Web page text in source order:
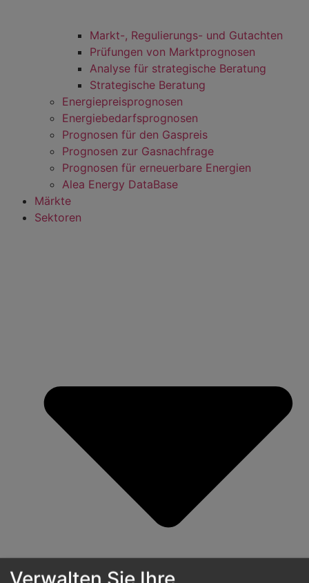
Markt-, Regulierungs- und Gutachten
Prüfungen von Marktprognosen
Analyse für strategische Beratung
Strategische Beratung
Energiepreisprognosen
Energiebedarfsprognosen
Prognosen für den Gaspreis
Prognosen zur Gasnachfrage
Prognosen für erneuerbare Energien
Alea Energy DataBase
Märkte
Sektoren